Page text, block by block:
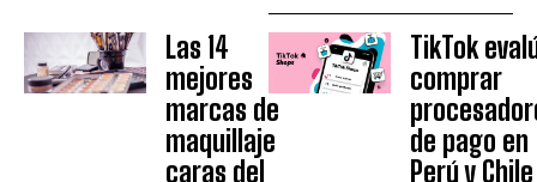
Las 14
mejores
marcas de
maquillaje
caras del
TikTok
comprar
de pago en
Perú y Chile